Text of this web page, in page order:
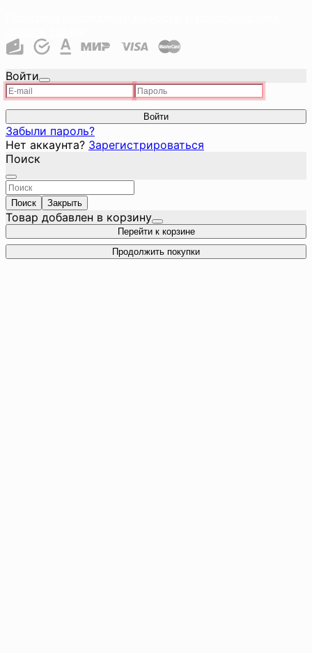
Войти
Войти
Забыли пароль?
Нет аккаунта? Зарегистрироваться
Поиск
Поиск Закрыть
Товар добавлен в корзину
Перейти к корзине
Продолжить покупки